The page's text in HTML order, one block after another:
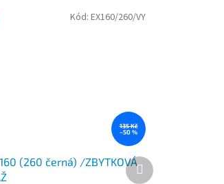
135 Kč
–50 %
(260 černá) /ZBYTKOVÁ
Kód: EX160/260/VY
Další
produkt